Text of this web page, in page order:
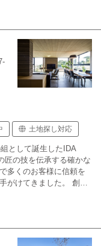
土地探し対応
として誕生したIDA
匠の技を伝承する確かな
多くのお客様に信頼を
がけてきました。 創…